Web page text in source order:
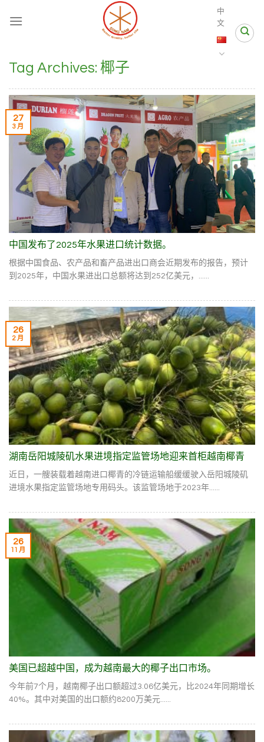
中
文
Tag Archives: 椰子
中国发布了2025年水果进口统计数据。
根据中国食品、农产品和畜产品进出口商会近期发布的报告，预计
到2025年，中国水果进出口总额将达到252亿美元，......
27
3 月
湖南岳阳城陵矶水果进境指定监管场地迎来首柜越南椰青
近日，一艘装载着越南进口椰青的冷链运输船缓缓驶入岳阳城陵矶
进境水果指定监管场地专用码头。该监管场地于2023年......
26
2 月
美国已超越中国，成为越南最大的椰子出口市场。
今年前7个月，越南椰子出口额超过3.06亿美元，比2024年同期增长
40%。其中对美国的出口额约8200万美元......
26
11 月